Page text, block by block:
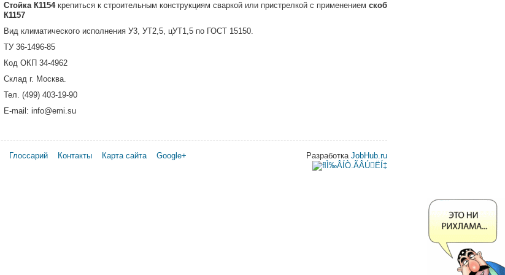
Стойка К1154крепиться к строительным конструкциям сваркой или пристрелкой с применением скоб
К1157
Вид климатического исполнения У3, УТ2,5, цУТ1,5 по ГОСТ 15150.
ТУ 36-1496-85
Код ОКП 34-4962
Склад г. Москва.
Тел. (499) 403-19-90
E-mail: info@emi.su
Глоссарий Контакты Карта сайта Google+ Разработка JobHub.ru